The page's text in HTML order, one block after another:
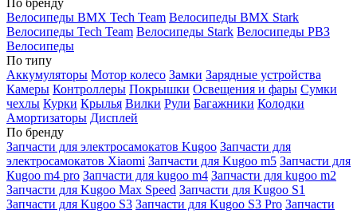
По бренду
Велосипеды BMX Tech Team Велосипеды BMX Stark
Велосипеды Tech Team Велосипеды Stark Велосипеды РВЗ
Велосипеды
По типу
Аккумуляторы Мотор колесо Замки Зарядные устройства
Камеры Контроллеры Покрышки Освещения и фары Сумки
чехлы Курки Крылья Вилки Рули Багажники Колодки
Амортизаторы Дисплей
По бренду
Запчасти для электросамокатов Kugoo Запчасти для
электросамокатов Xiaomi Запчасти для Kugoo m5 Запчасти для
Кugoo m4 pro Запчасти для kugoo m4 Запчасти для kugoo m2
Запчасти для Kugoo Max Speed Запчасти для Kugoo S1
Запчасти для Kugoo S3 Запчасти для Kugoo S3 Pro Запчасти